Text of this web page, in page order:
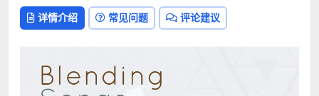
详情介绍 常见问题 评论建议